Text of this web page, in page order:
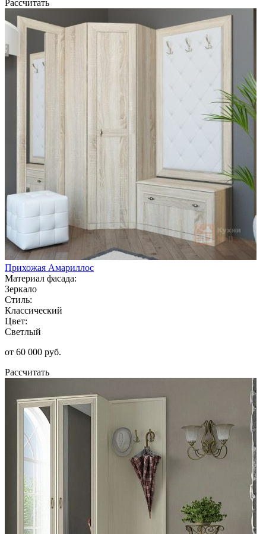
Рассчитать
Прихожая Амариллос
Материал фасада:
Зеркало
Стиль:
Классический
Цвет:
Светлый
от 60 000 руб.
Рассчитать